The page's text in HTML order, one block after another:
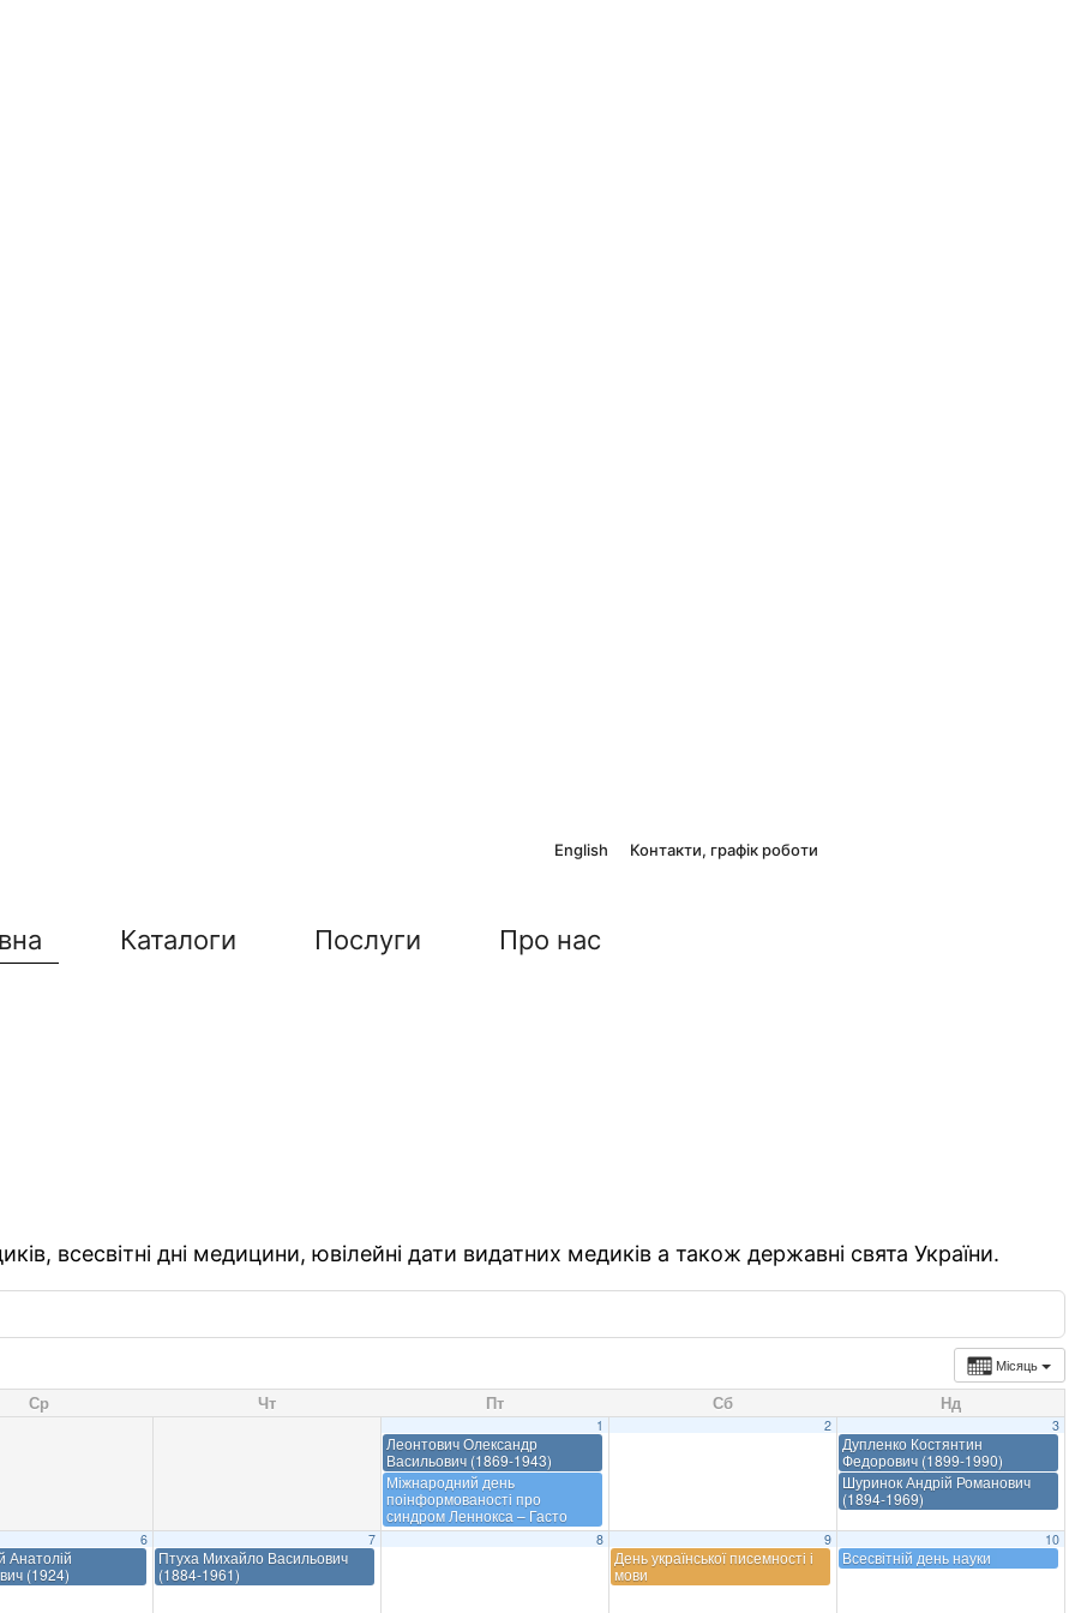
English Контакти, графік роботи
Каталоги Послуги Про нас
всесвітні дні медицини, ювілейні дати видатних медиків а також державні свята України.
Місяць
Ср Чт Пт Сб Нд
1
Леонтович Олександр
Васильович (1869-1943)
Міжнародний день
поінформованості про
синдром Леннокса – Гасто
2 3
Дупленко Костянтин
Федорович (1899-1990)
Шуринок Андрій Романович
(1894-1969)
6
Анатолій
(1924)
7
Птуха Михайло Васильович
(1884-1961)
8 9
День української писемності і
мови
10
Всесвітній день науки